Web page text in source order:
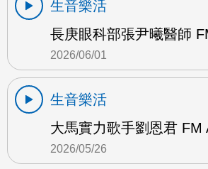
生音樂活
長庚眼科部張尹曦醫師
2026/06/01
生音樂活
大馬實力歌手劉恩君 FM
2026/05/26